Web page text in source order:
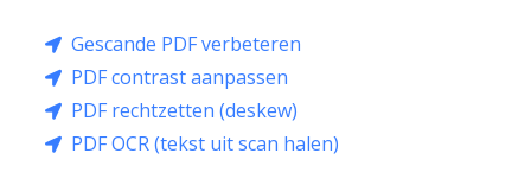
Gescande PDF verbeteren
PDF contrast aanpassen
PDF rechtzetten (deskew)
PDF OCR (tekst uit scan halen)